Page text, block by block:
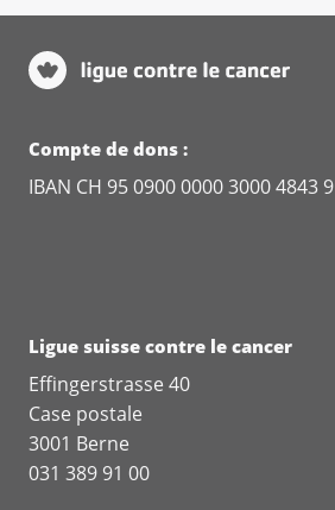
Compte de dons :
IBAN CH 95 0900 0000 3000 4843 9
Ligue suisse contre le cancer
Effingerstrasse 40
Case postale
3001 Berne
031 389 91 00